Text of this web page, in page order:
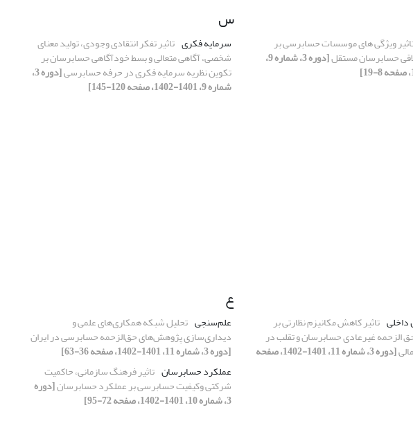
ویژگی های موسسات حسابرسی بر
حسابرسان مستقل [دوره 3، شماره 9،
س
سرمایه فکری تاثیر تفکر انتقادی وجودی، تولید معنای
شخصی، آگاهی متعالی و بسط خودآگاهی حسابرسان بر
تکوین نظریه سرمایه فکری در حرفه حسابرسی [دوره 3،
شماره 9، 1401-1402، صفحه 120-145]
تاثیر کاهش مکانیزم نظارتی بر
الزحمه غیرعادی حسابرسان و تقلب در
[دوره 3، شماره 11، 1401-1402، صفحه
ع
علم‌سنجی تحلیل شبکه همکاری‌های علمی و
دیداری‌سازی پژوهش‌های حق‌الزحمه حسابرسی در ایران
[دوره 3، شماره 11، 1401-1402، صفحه 36-63]
عملکرد حسابرسان تاثیر فرهنگ سازمانی، حاکمیت
شرکتی وکیفیت حسابرسی بر عملکرد حسابرسان[دوره
3، شماره 10، 1401-1402، صفحه 72-95]